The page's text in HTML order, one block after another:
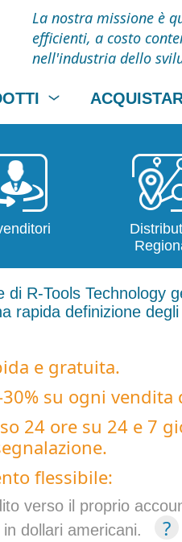
La nostra missione è
efficienti, a costo
nell'industria dello
di R-Tools Technology
rapida definizione
e gratuita.
su ogni
24 ore su 24 e 7
flessibile:
verso il proprio
dollari americani. ?